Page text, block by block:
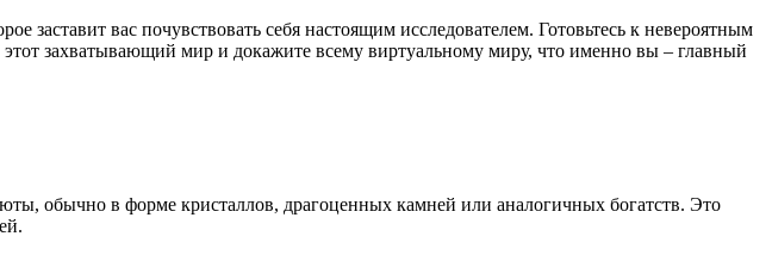
заставит вас почувствовать себя настоящим исследователем. Готовьтесь к невероятным
захватывающий мир и докажите всему виртуальному миру, что именно вы – главный
обычно в форме кристаллов, драгоценных камней или аналогичных богатств. Это